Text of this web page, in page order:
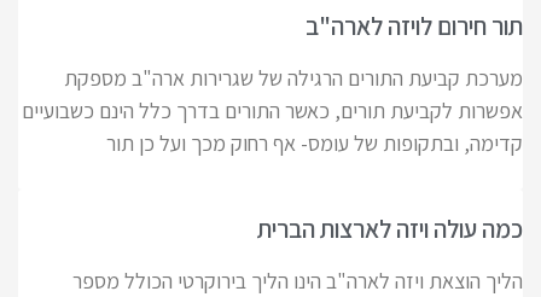
תור חירום לויזה לארה"ב
מערכת קביעת התורים הרגילה של שגרירות ארה"ב מספקת
אפשרות לקביעת תורים, כאשר התורים בדרך כלל הינם כשבועיים
קדימה, ובתקופות של עומס- אף רחוק מכך ועל כן תור
כמה עולה ויזה לארצות הברית
הליך הוצאת ויזה לארה"ב הינו הליך בירוקרטי הכולל מספר